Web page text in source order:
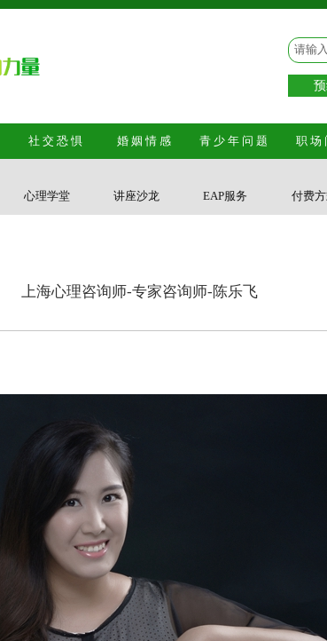
社交恐惧 婚姻情感 青少年问题 职场
心理学堂 讲座沙龙 EAP服务 付费
上海心理咨询师-专家咨询师-陈乐飞